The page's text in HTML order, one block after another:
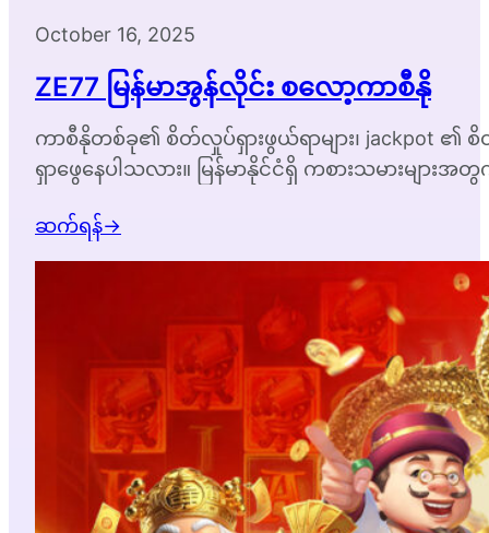
October 16, 2025
ZE77 မြန်မာအွန်လိုင်း စလော့ကာစီနို
ကာစီနိုတစ်ခု၏ စိတ်လှုပ်ရှားဖွယ်ရာများ၊ jackpot ၏
ရှာဖွေနေပါသလား။ မြန်မာနိုင်ငံရှိ ကစားသမားမ
ဆက်ရန်→